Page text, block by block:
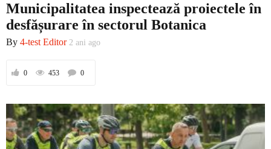
Municipalitatea inspectează proiectele în
desfășurare în sectorul Botanica
By 4-test Editor 2 ani ago
0 453 0